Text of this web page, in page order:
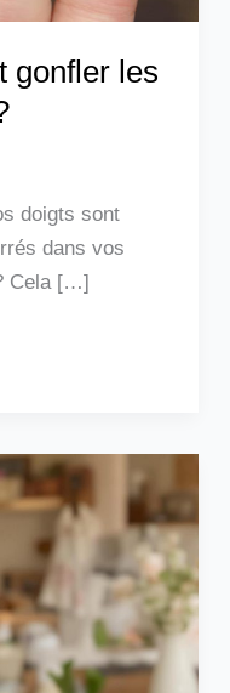
gonfler les
doigts sont
dans vos
Cela […]